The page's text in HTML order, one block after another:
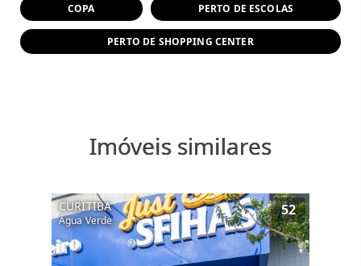
COPA PERTO DE ESCOLAS
PERTO DE SHOPPING CENTER
Imóveis similares
CURITIBA
Água Verde
52